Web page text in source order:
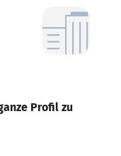
Profil zu